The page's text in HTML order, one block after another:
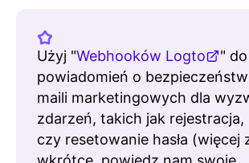
Użyj "Webhooków Logto
"
powiadomień o
maili marketingowych dla
zdarzeń, takich jak rejestracja,
czy resetowanie hasła (więcej